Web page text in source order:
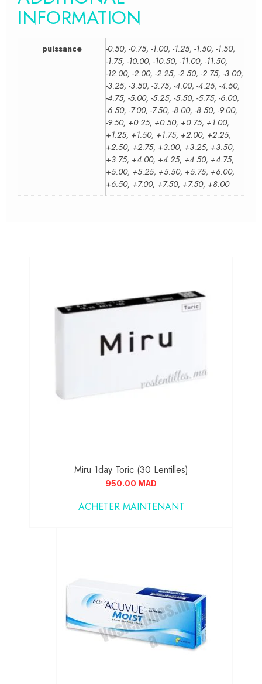
INFORMATION
puissance
-0.50, -0.75, -1.00, -1.25, -1.50, -1.50,
-1.75, -10.00, -10.50, -11.00, -11.50,
-12.00, -2.00, -2.25, -2.50, -2.75, -3.00,
-3.25, -3.50, -3.75, -4.00, -4.25, -4.50,
-4.75, -5.00, -5.25, -5.50, -5.75, -6.00,
-6.50, -7.00, -7.50, -8.00, -8.50, -9.00,
-9.50, +0.25, +0.50, +0.75, +1.00,
+1.25, +1.50, +1.75, +2.00, +2.25,
+2.50, +2.75, +3.00, +3.25, +3.50,
+3.75, +4.00, +4.25, +4.50, +4.75,
+5.00, +5.25, +5.50, +5.75, +6.00,
+6.50, +7.00, +7.50, +7.50, +8.00
Miru 1day Toric (30 Lentilles)
950.00 MAD
ACHETER MAINTENANT